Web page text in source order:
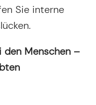
Sie interne
Menschen –